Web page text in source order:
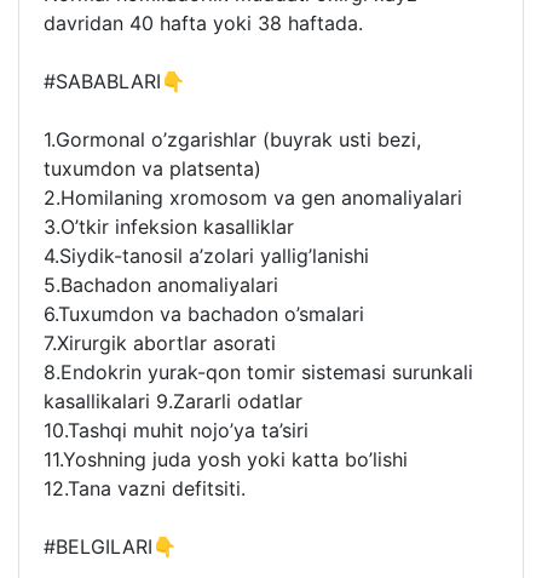
davridan 40 hafta yoki 38 haftada.
#SABABLARI👇
1.Gormonal o’zgarishlar (buyrak usti bezi,
tuxumdon va platsenta)
2.Homilaning xromosom va gen anomaliyalari
3.O’tkir infeksion kasalliklar
4.Siydik-tanosil a’zolari yallig’lanishi
5.Bachadon anomaliyalari
6.Tuxumdon va bachadon o’smalari
7.Xirurgik abortlar asorati
8.Endokrin yurak-qon tomir sistemasi surunkali
kasallikalari 9.Zararli odatlar
10.Tashqi muhit nojo’ya ta’siri
11.Yoshning juda yosh yoki katta bo’lishi
12.Tana vazni defitsiti.
#BELGILARI👇